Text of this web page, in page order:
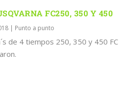
FC250, 350 Y 450
| Punto a punto
de 4 tiempos 250, 350 y 450 FC